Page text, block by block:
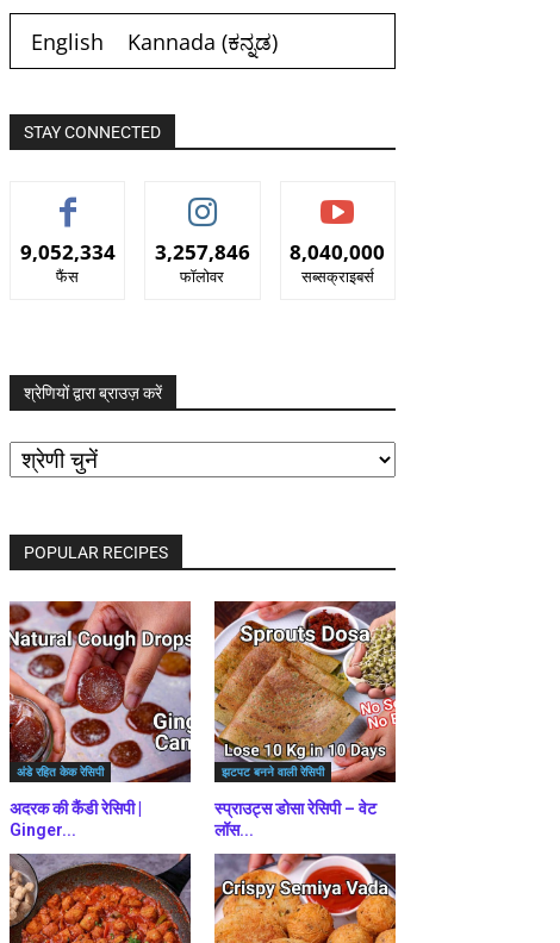
English Kannada (ಕನ್ನಡ)
STAY CONNECTED
9,052,334
फैंस
3,257,846
फॉलोवर
8,040,000
सब्सक्राइबर्स
श्रेणियों द्वारा ब्राउज़ करें
श्रेणियों
द्वारा
ब्राउज़
POPULAR RECIPES
अंडे रहित केक रेसिपी
अदरक की कैंडी रेसिपी |
Ginger...
झटपट बनने वाली रेसिपी
स्प्राउट्स डोसा रेसिपी – वेट
लॉस...